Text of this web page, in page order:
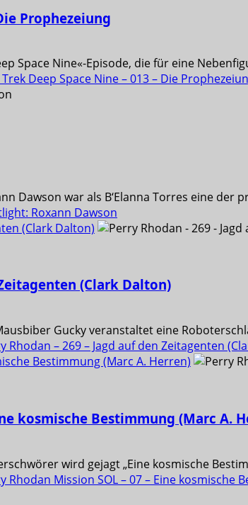
Prophezeiung
Space Nine«-Episode, die für eine
Deep Space Nine – 013 – Die
Dawson war als B‘Elanna Torres eine der
Roxann Dawson
(Clark Dalton)
(Clark Dalton)
Gucky veranstaltet eine
– 269 – Jagd auf den Zeitagenten
Bestimmung (Marc A. Herren)
kosmische Bestimmung (Marc A.
wird gejagt „Eine kosmische
Mission SOL – 07 – Eine kosmische